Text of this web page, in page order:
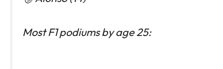
Most F1 podiums by age 25: